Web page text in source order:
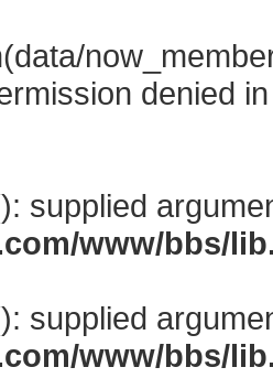
denied
supplied
www/bbs/
supplied
www/bbs/